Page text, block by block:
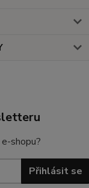
shopu?
Přihlásit se